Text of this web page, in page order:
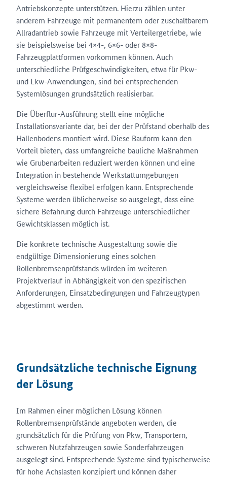
Antriebskonzepte unterstützen. Hierzu zählen unter
anderem Fahrzeuge mit permanentem oder zuschaltbarem
Allradantrieb sowie Fahrzeuge mit Verteilergetriebe, wie
sie beispielsweise bei 4×4-, 6×6- oder 8×8-
Fahrzeugplattformen vorkommen können. Auch
unterschiedliche Prüfgeschwindigkeiten, etwa für Pkw-
und Lkw-Anwendungen, sind bei entsprechenden
Systemlösungen grundsätzlich realisierbar.
Die Überflur-Ausführung stellt eine mögliche
Installationsvariante dar, bei der der Prüfstand oberhalb des
Hallenbodens montiert wird. Diese Bauform kann den
Vorteil bieten, dass umfangreiche bauliche Maßnahmen
wie Grubenarbeiten reduziert werden können und eine
Integration in bestehende Werkstattumgebungen
vergleichsweise flexibel erfolgen kann. Entsprechende
Systeme werden üblicherweise so ausgelegt, dass eine
sichere Befahrung durch Fahrzeuge unterschiedlicher
Gewichtsklassen möglich ist.
Die konkrete technische Ausgestaltung sowie die
endgültige Dimensionierung eines solchen
Rollenbremsenprüfstands würden im weiteren
Projektverlauf in Abhängigkeit von den spezifischen
Anforderungen, Einsatzbedingungen und Fahrzeugtypen
abgestimmt werden.
Grundsätzliche technische Eignung
der Lösung
Im Rahmen einer möglichen Lösung können
Rollenbremsenprüfstände angeboten werden, die
grundsätzlich für die Prüfung von Pkw, Transportern,
schweren Nutzfahrzeugen sowie Sonderfahrzeugen
ausgelegt sind. Entsprechende Systeme sind typischerweise
für hohe Achslasten konzipiert und können daher